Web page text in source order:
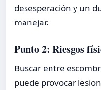
desesperación y un
manejar.
Punto 2: Riesgos
Buscar entre
puede provocar